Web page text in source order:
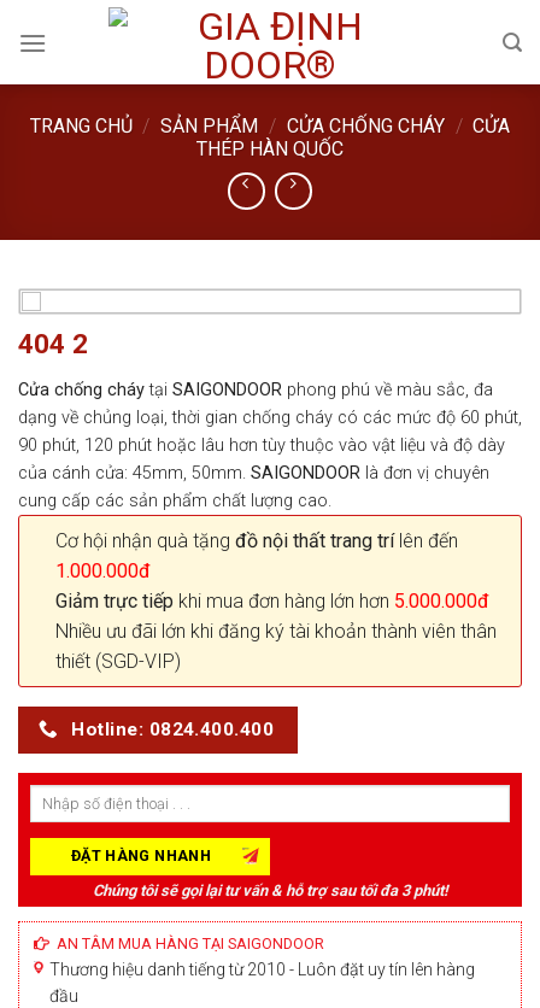
TRANG CHỦ / SẢN PHẨM / CỬA CHỐNG CHÁY / CỬA
THÉP HÀN QUỐC
404 2
Cửa chống cháytại SAIGONDOOR phong phú về màu sắc, đa
dạng về chủng loại, thời gian chống cháy có các mức độ 60 phút,
90 phút, 120 phút hoặc lâu hơn tùy thuộc vào vật liệu và độ dày
của cánh cửa: 45mm, 50mm. SAIGONDOOR là đơn vị chuyên
cung cấp các sản phẩm chất lượng cao.
Cơ hội nhận quà tặng đồ nội thất trang trílên đến
1.000.000đ
Giảm trực tiếp khi mua đơn hàng lớn hơn 5.000.000đ
Nhiều ưu đãi lớn khi đăng ký tài khoản thành viên thân
thiết (SGD-VIP)
Hotline: 0824.400.400
Chúng tôi sẽ gọi lại tư vấn & hỗ trợ sau tối đa 3 phút!
AN TÂM MUA HÀNG TẠI SAIGONDOOR
Thương hiệu danh tiếng từ 2010 - Luôn đặt uy tín lên hàng
đầu